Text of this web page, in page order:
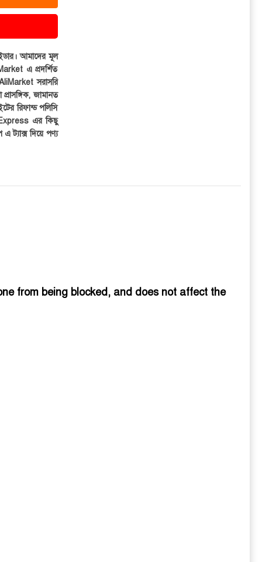
আমাদের মূল
এ প্রদর্শিত
AliMarket সরাসরি
জামানত
রিফান্ড পলিসি
এর কিছু
এ ট্যাক্স দিয়ে পণ্য
from being blocked, and does not affect the